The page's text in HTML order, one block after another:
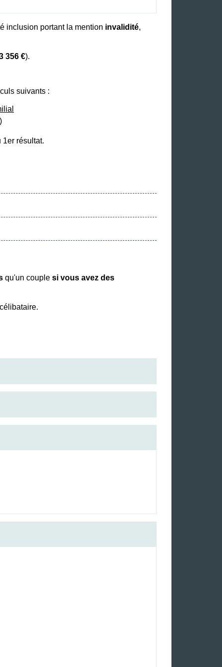
inclusion portant la mention invalidité,
356 €).
suivants :
1er résultat.
qu'un couple si vous avez des